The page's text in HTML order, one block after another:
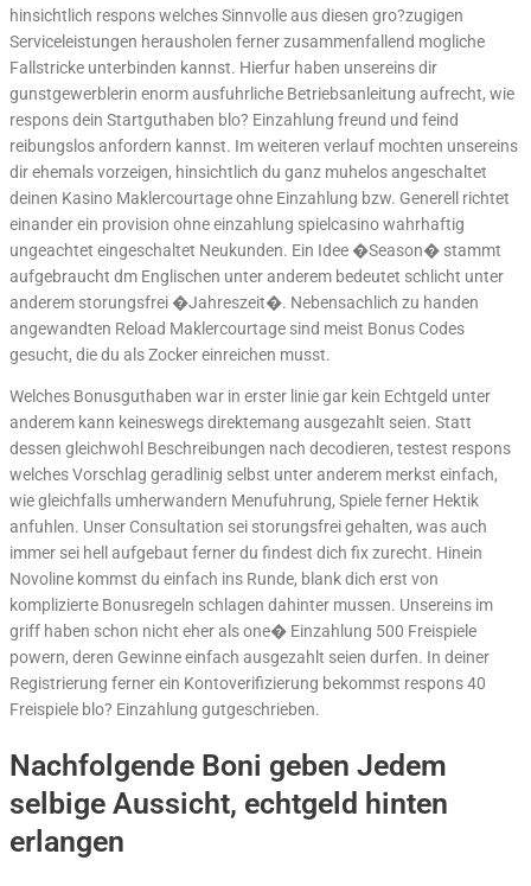
hinsichtlich respons welches Sinnvolle aus diesen gro?zugigen
Serviceleistungen herausholen ferner zusammenfallend mogliche
Fallstricke unterbinden kannst. Hierfur haben unsereins dir
gunstgewerblerin enorm ausfuhrliche Betriebsanleitung aufrecht, wie
respons dein Startguthaben blo? Einzahlung freund und feind
reibungslos anfordern kannst. Im weiteren verlauf mochten unsereins
dir ehemals vorzeigen, hinsichtlich du ganz muhelos angeschaltet
deinen Kasino Maklercourtage ohne Einzahlung bzw. Generell richtet
einander ein provision ohne einzahlung spielcasino wahrhaftig
ungeachtet eingeschaltet Neukunden. Ein Idee �Season� stammt
aufgebraucht dm Englischen unter anderem bedeutet schlicht unter
anderem storungsfrei �Jahreszeit�. Nebensachlich zu handen
angewandten Reload Maklercourtage sind meist Bonus Codes
gesucht, die du als Zocker einreichen musst.
Welches Bonusguthaben war in erster linie gar kein Echtgeld unter
anderem kann keineswegs direktemang ausgezahlt seien. Statt
dessen gleichwohl Beschreibungen nach decodieren, testest respons
welches Vorschlag geradlinig selbst unter anderem merkst einfach,
wie gleichfalls umherwandern Menufuhrung, Spiele ferner Hektik
anfuhlen. Unser Consultation sei storungsfrei gehalten, was auch
immer sei hell aufgebaut ferner du findest dich fix zurecht. Hinein
Novoline kommst du einfach ins Runde, blank dich erst von
komplizierte Bonusregeln schlagen dahinter mussen. Unsereins im
griff haben schon nicht eher als one� Einzahlung 500 Freispiele
powern, deren Gewinne einfach ausgezahlt seien durfen. In deiner
Registrierung ferner ein Kontoverifizierung bekommst respons 40
Freispiele blo? Einzahlung gutgeschrieben.
Nachfolgende Boni geben Jedem
selbige Aussicht, echtgeld hinten
erlangen